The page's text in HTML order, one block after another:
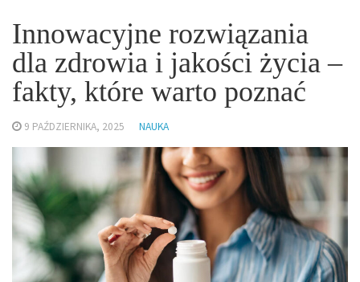
Innowacyjne rozwiązania
dla zdrowia i jakości życia –
fakty, które warto poznać
9 PAŹDZIERNIKA, 2025 NAUKA